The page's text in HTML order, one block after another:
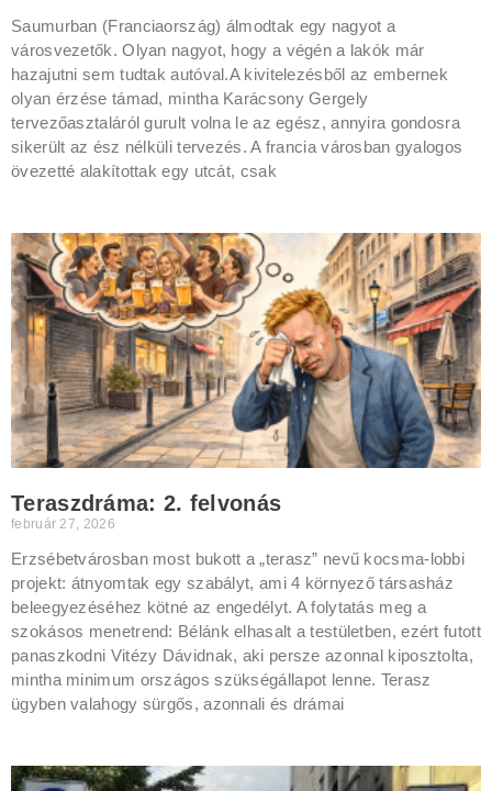
Saumurban (Franciaország) álmodtak egy nagyot a
városvezetők. Olyan nagyot, hogy a végén a lakók már
hazajutni sem tudtak autóval.A kivitelezésből az embernek
olyan érzése támad, mintha Karácsony Gergely
tervezőasztaláról gurult volna le az egész, annyira gondosra
sikerült az ész nélküli tervezés. A francia városban gyalogos
övezetté alakítottak egy utcát, csak
Teraszdráma: 2. felvonás
február 27, 2026
Erzsébetvárosban most bukott a „terasz” nevű kocsma-lobbi
projekt: átnyomtak egy szabályt, ami 4 környező társasház
beleegyezéséhez kötné az engedélyt. A folytatás meg a
szokásos menetrend: Bélánk elhasalt a testületben, ezért futott
panaszkodni Vitézy Dávidnak, aki persze azonnal kiposztolta,
mintha minimum országos szükségállapot lenne. Terasz
ügyben valahogy sürgős, azonnali és drámai